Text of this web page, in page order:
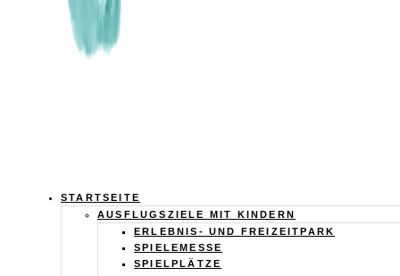
Calistas
Traum
STARTSEITE
AUSFLUGSZIELE MIT KINDERN
ERLEBNIS- UND FREIZEITPARK
SPIELEMESSE
SPIELPLÄTZE